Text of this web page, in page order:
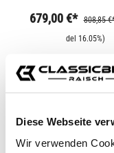
Diese Webseite
Wir verwenden
679,00 €* 808,85
del 16.05%)